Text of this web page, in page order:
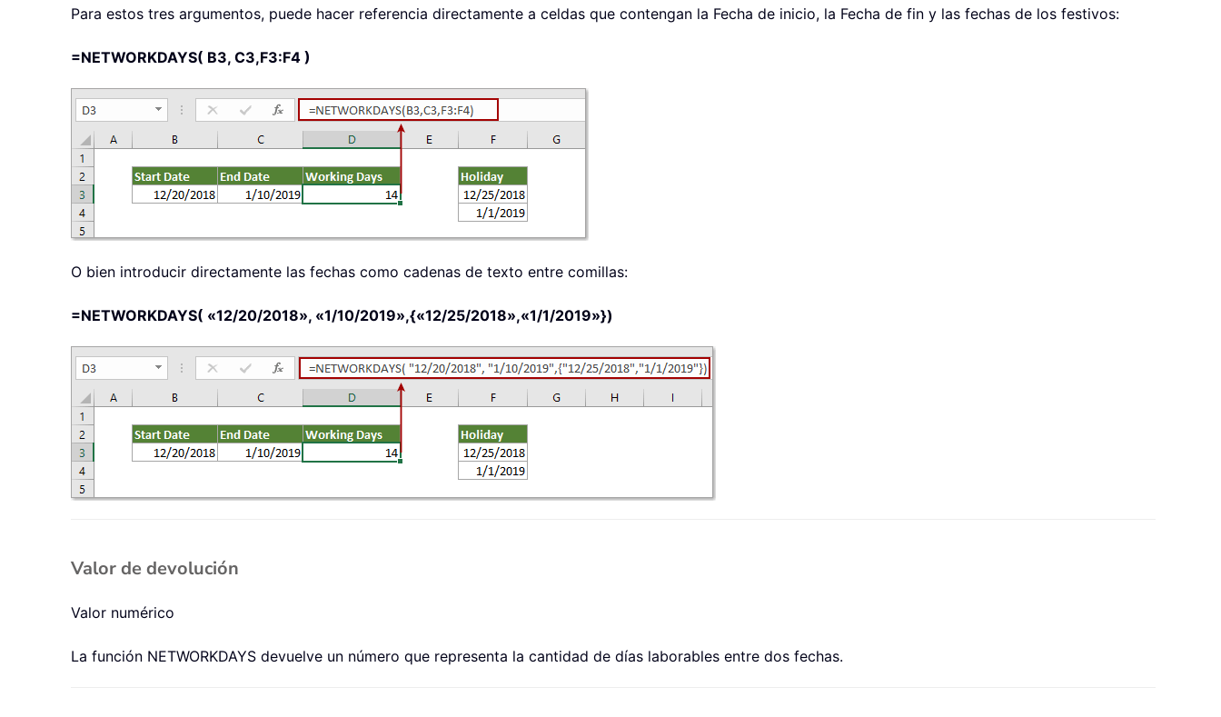
Para estos tres argumentos, puede hacer referencia directamente a celdas que contengan la Fecha de inicio, la Fecha de fin y las fechas de los festivos:
=NETWORKDAYS( B3, C3,F3:F4 )
O bien introducir directamente las fechas como cadenas de texto entre comillas:
=NETWORKDAYS( «12/20/2018», «1/10/2019»,{«12/25/2018»,«1/1/2019»})
Valor de devolución
Valor numérico
La función NETWORKDAYS devuelve un número que representa la cantidad de días laborables entre dos fechas.